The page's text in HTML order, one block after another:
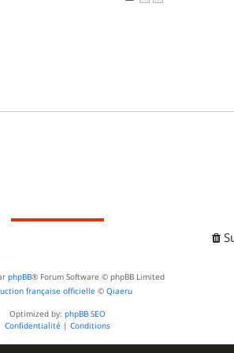
phpBB® Forum Software © phpBB Limited
française officielle © Qiaeru
Optimized by: phpBB SEO
Confidentialité | Conditions